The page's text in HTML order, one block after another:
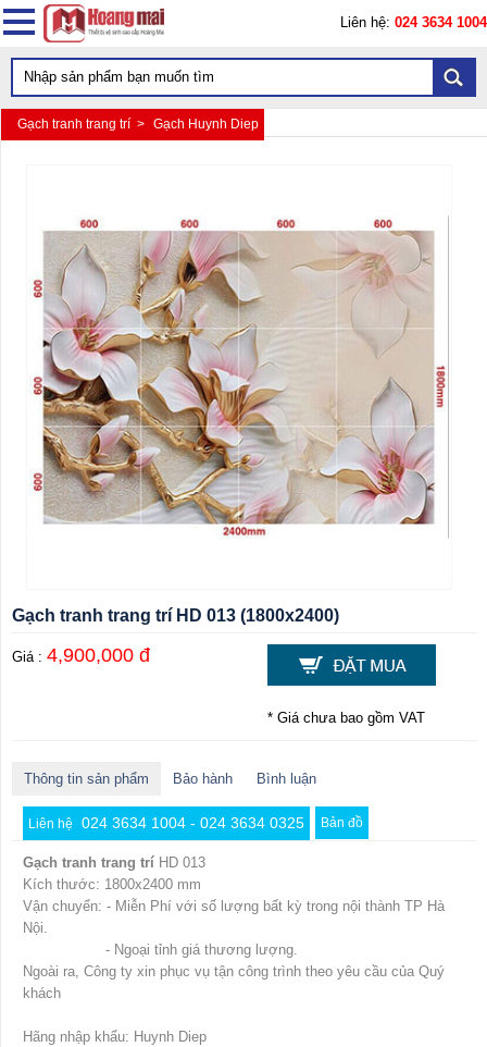
Liên hệ: 024 3634 1004
Gạch tranh trang trí > Gạch Huynh Diep
Gạch tranh trang trí HD 013 (1800x2400)
Giá : 4,900,000 đ
* Giá chưa bao gồm VAT
Thông tin sản phẩm Bảo hành Bình luận
Liên hệ 024 3634 1004 - 024 3634 0325 Bản đồ
Gạch tranh trang trí HD 013
Kích thước: 1800x2400 mm
Vận chuyển: - Miễn Phí với số lượng bất kỳ trong nội thành TP Hà
Nội.
- Ngoại tỉnh giá thương lượng.
Ngoài ra, Công ty xin phục vụ tận công trình theo yêu cầu của Quý
khách
Hãng nhập khẩu: Huynh Diep